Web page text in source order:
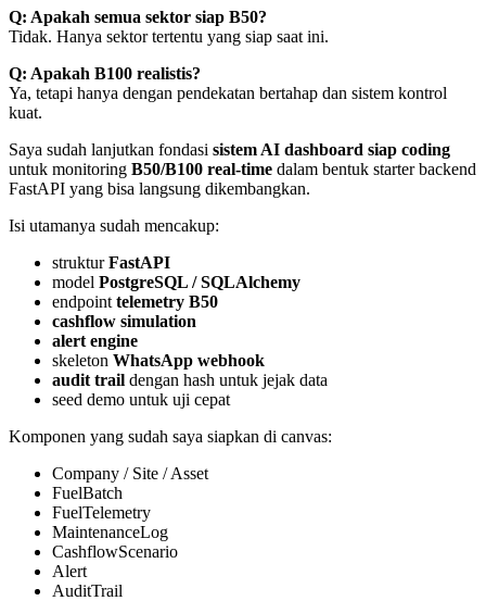
Q: Apakah semua sektor siap B50?
Tidak. Hanya sektor tertentu yang siap saat ini.
Q: Apakah B100 realistis?
Ya, tetapi hanya dengan pendekatan bertahap dan sistem kontrol
kuat.
Saya sudah lanjutkan fondasi sistem AI dashboard siap coding
untuk monitoring B50/B100 real-time dalam bentuk starter backend
FastAPI yang bisa langsung dikembangkan.
Isi utamanya sudah mencakup:
strukturFastAPI
model PostgreSQL / SQLAlchemy
endpoint telemetry B50
cashflow simulation
alert engine
skeleton WhatsApp webhook
audit trail dengan hash untuk jejak data
seed demo untuk uji cepat
Komponen yang sudah saya siapkan di canvas:
Company / Site / Asset
FuelBatch
FuelTelemetry
MaintenanceLog
CashflowScenario
Alert
AuditTrail